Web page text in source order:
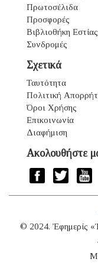
Πρωτοσέλιδα
Προσφορές
Βιβλιοθήκη Εστίας
Συνδρομές
Σχετικά
Ταυτότητα
Πολιτική
Όροι Χρήσης
Επικοινωνία
Διαφήμιση
Ακολουθήστε
© 2024. Ἐφημερίς